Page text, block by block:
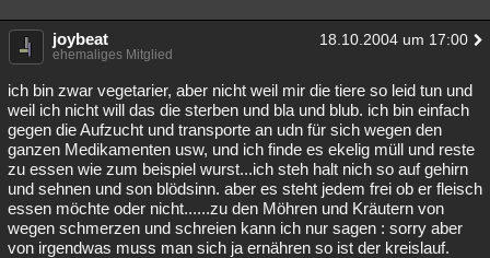
joybeat 18.10.2004 um 17:00
ehemaliges Mitglied
ich bin zwar vegetarier, aber nicht weil mir die tiere so leid tun und
weil ich nicht will das die sterben und bla und blub. ich bin einfach
gegen die Aufzucht und transporte an udn für sich wegen den
ganzen Medikamenten usw, und ich finde es ekelig müll und reste
zu essen wie zum beispiel wurst...ich steh halt nich so auf gehirn
und sehnen und son blödsinn. aber es steht jedem frei ob er fleisch
essen möchte oder nicht......zu den Möhren und Kräutern von
wegen schmerzen und schreien kann ich nur sagen : sorry aber
von irgendwas muss man sich ja ernähren so ist der kreislauf.